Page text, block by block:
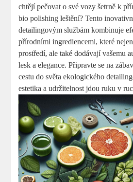
chtějí pečovat o své vozy šetrně k
bio polishing leštění? Tento
detailingovým službám kombinuje
přírodními ingrediencemi, které
prostředí, ale také dodávají vašemu
lesk a elegance. Připravte se na
cestu do světa ekologického
estetika a udržitelnost jdou ruku v